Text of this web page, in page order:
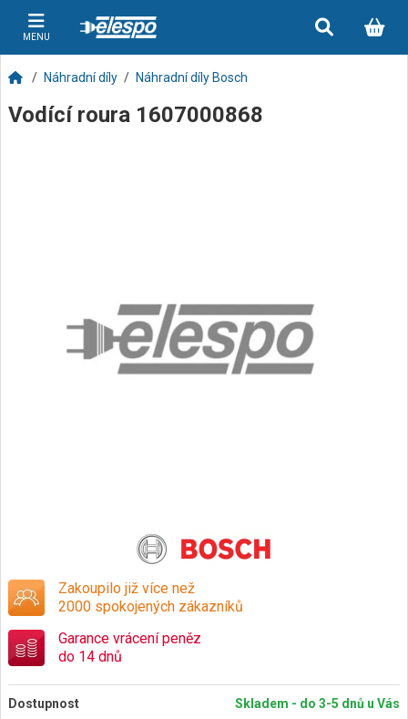
MENU
Náhradní díly Náhradní díly Bosch
Vodící roura 1607000868
Zakoupilo již více než
2000 spokojených zákazníků
Garance vrácení peněz
do 14 dnů
Dostupnost Skladem - do 3-5 dnů u Vás